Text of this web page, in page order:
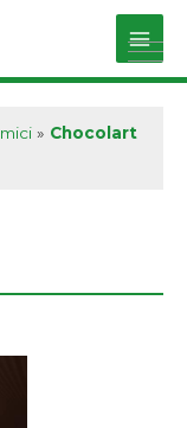
Main
» Chocolart